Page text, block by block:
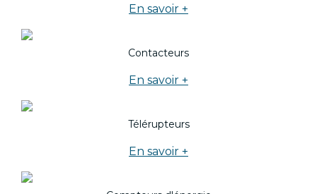
En savoir +
Contacteurs
En savoir +
Télérupteurs
En savoir +